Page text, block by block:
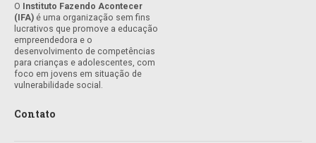
O Instituto Fazendo Acontecer
(IFA) é uma organização sem fins
lucrativos que promove a educação
empreendedora e o
desenvolvimento de competências
para crianças e adolescentes, com
foco em jovens em situação de
vulnerabilidade social.
Contato